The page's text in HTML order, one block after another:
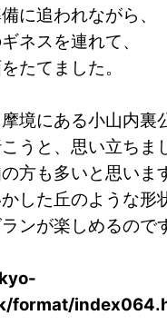
に追われながら、
ネスを連れて、
たてました。
境にある小山内裏
うと、思い立ちま
方も多いと思いま
した丘のような形
ンが楽しめるので
format/